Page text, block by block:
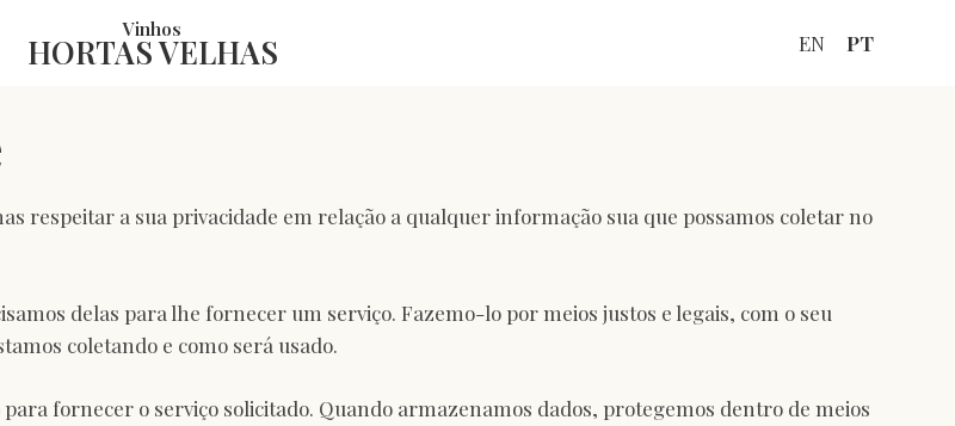
Vinhos
HORTAS VELHAS EN PT
respeitar a sua privacidade em relação a qualquer informação sua que possamos coletar no
delas para lhe fornecer um serviço. Fazemo-lo por meios justos e legais, com o seu
coletando e como será usado.
fornecer o serviço solicitado. Quando armazenamos dados, protegemos dentro de meios